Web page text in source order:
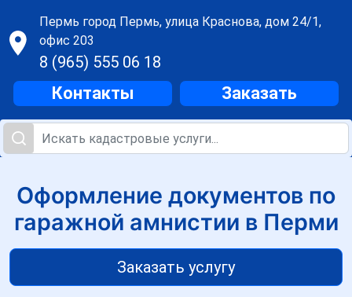
Пермь город Пермь, улица Краснова, дом 24/1,
офис 203
8 (965) 555 06 18
Контакты Заказать
Оформление документов по
гаражной амнистии в Перми
Заказать услугу